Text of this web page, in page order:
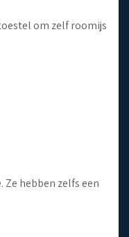
om zelf roomijs
hebben zelfs een